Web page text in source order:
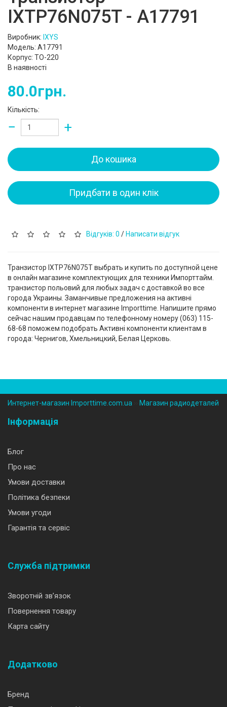
IXTP76N075T - A17791
Виробник: IXYS
Модель: A17791
Корпус: TO-220
В наявності
80.0грн.
Кількість:
− +
До кошика
Придбати в один клік
Відгуків: 0 / Написати відгук
Транзистор IXTP76N075T выбрать и купить по доступной цене
в онлайн магазине комплектующих для техники Импорттайм.
транзистор польовий для любых задач с доставкой во все
города Украины. Заманчивые предложения на активні
компоненти в интернет магазине Importtime. Напишите прямо
сейчас нашим продавцам по телефонному номеру (‎063) 115-
68-68 поможем подобрать Активні компоненти клиентам в
города: Чернигов, Хмельницкий, Белая Церковь.
Интернет-магазин Importtime.com.ua Магазин радиодеталей
Інформація
Блог
Про нас
Умови доставки
Політика безпеки
Умови угоди
Гарантія та сервіс
Служба підтримки
Зворотній зв’язок
Повернення товару
Карта сайту
Додатково
Бренд